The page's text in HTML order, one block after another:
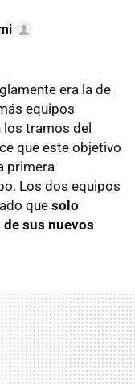
era la de
equipos
los tramos del
que este objetivo
primera
Los dos equipos
que solo
sus nuevos